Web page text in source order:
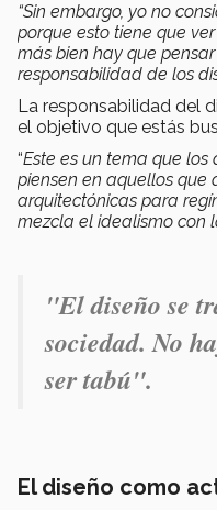
“Sin embargo, yo no
porque esto tiene que
más bien hay que
responsabilidad de los
La responsabilidad del
el objetivo que estás
“Este es un tema que los
piensen en aquellos que
arquitectónicas para
mezcla el idealismo con
"El diseño se
sociedad. No
ser tabú".
El diseño como